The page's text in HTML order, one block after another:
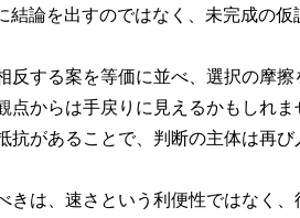
結論を出すのではなく、未完成の
反する案を等価に並べ、選択の摩擦
点からは手戻りに見えるかもしれま
抗があることで、判断の主体は再び
きは、速さという利便性ではなく